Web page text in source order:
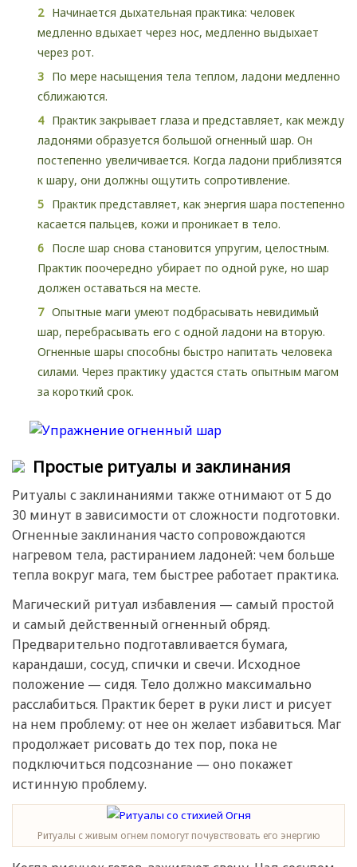
Начинается дыхательная практика: человек
медленно вдыхает через нос, медленно выдыхает
через рот.
По мере насыщения тела теплом, ладони медленно
сближаются.
Практик закрывает глаза и представляет, как между
ладонями образуется большой огненный шар. Он
постепенно увеличивается. Когда ладони приблизятся
к шару, они должны ощутить сопротивление.
Практик представляет, как энергия шара постепенно
касается пальцев, кожи и проникает в тело.
После шар снова становится упругим, целостным.
Практик поочередно убирает по одной руке, но шар
должен оставаться на месте.
Опытные маги умеют подбрасывать невидимый
шар, перебрасывать его с одной ладони на вторую.
Огненные шары способны быстро напитать человека
силами. Через практику удастся стать опытным магом
за короткий срок.
Простые ритуалы и заклинания
Ритуалы с заклинаниями также отнимают от 5 до
30 минут в зависимости от сложности подготовки.
Огненные заклинания часто сопровождаются
нагревом тела, растиранием ладоней: чем больше
тепла вокруг мага, тем быстрее работает практика.
Магический ритуал избавления — самый простой
и самый действенный огненный обряд.
Предварительно подготавливается бумага,
карандаши, сосуд, спички и свечи. Исходное
положение — сидя. Тело должно максимально
расслабиться. Практик берет в руки лист и рисует
на нем проблему: от нее он желает избавиться. Маг
продолжает рисовать до тех пор, пока не
подключиться подсознание — оно покажет
истинную проблему.
Ритуалы с живым огнем помогут почувствовать его энергию